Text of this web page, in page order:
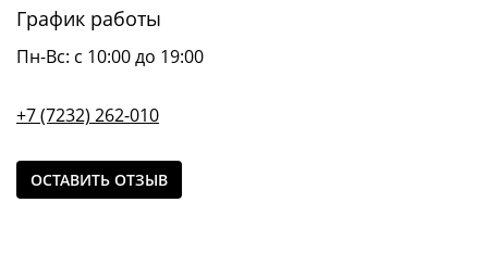
График работы
Пн-Вс: с 10:00 до 19:00
+7 (7232) 262-010
ОСТАВИТЬ ОТЗЫВ